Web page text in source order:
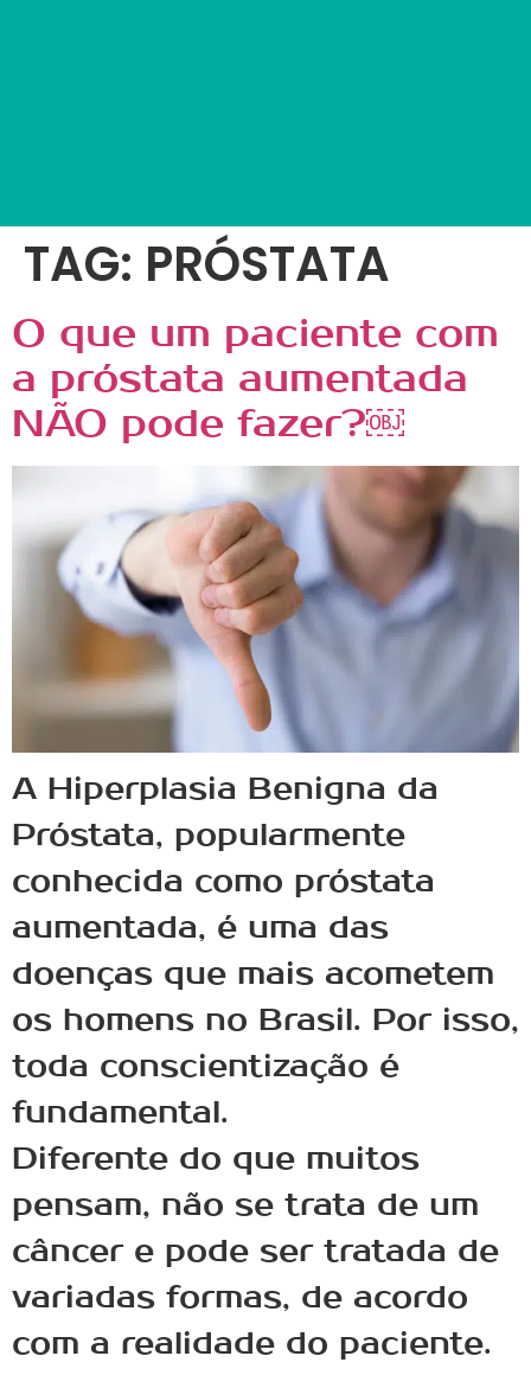
TAG: PRÓSTATA
O que um paciente com
a próstata aumentada
NÃO pode fazer?￼
A Hiperplasia Benigna da
Próstata, popularmente
conhecida como próstata
aumentada, é uma das
doenças que mais acometem
os homens no Brasil. Por isso,
toda conscientização é
fundamental.
Diferente do que muitos
pensam, não se trata de um
câncer e pode ser tratada de
variadas formas, de acordo
com a realidade do paciente.